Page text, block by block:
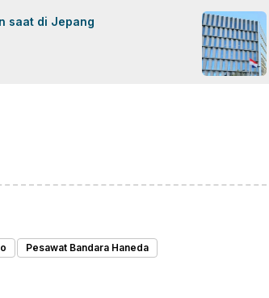
saat di Jepang
Pesawat Bandara Haneda